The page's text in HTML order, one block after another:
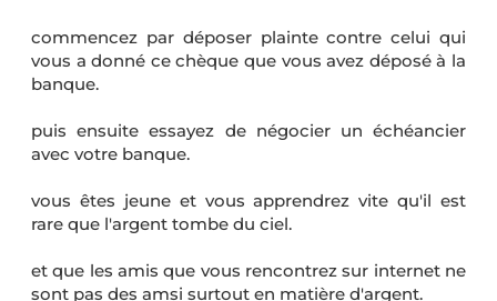
commencez par déposer plainte contre celui qui
vous a donné ce chèque que vous avez déposé à la
banque.
puis ensuite essayez de négocier un échéancier
avec votre banque.
vous êtes jeune et vous apprendrez vite qu'il est
rare que l'argent tombe du ciel.
et que les amis que vous rencontrez sur internet ne
sont pas des amsi surtout en matière d'argent.